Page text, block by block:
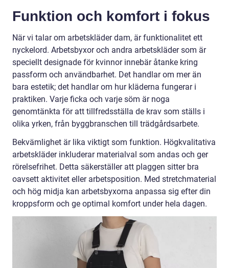
Funktion och komfort i fokus
När vi talar om arbetskläder dam, är funktionalitet ett
nyckelord. Arbetsbyxor och andra arbetskläder som är
speciellt designade för kvinnor innebär åtanke kring
passform och användbarhet. Det handlar om mer än
bara estetik; det handlar om hur kläderna fungerar i
praktiken. Varje ficka och varje söm är noga
genomtänkta för att tillfredsställa de krav som ställs i
olika yrken, från byggbranschen till trädgårdsarbete.
Bekvämlighet är lika viktigt som funktion. Högkvalitativa
arbetskläder inkluderar materialval som andas och ger
rörelsefrihet. Detta säkerställer att plaggen sitter bra
oavsett aktivitet eller arbetsposition. Med stretchmaterial
och hög midja kan arbetsbyxorna anpassa sig efter din
kroppsform och ge optimal komfort under hela dagen.